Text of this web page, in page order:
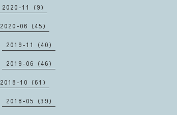
2020-11（9）
2020-06（45）
2019-11（40）
2019-06（46）
2018-10（61）
2018-05（39）